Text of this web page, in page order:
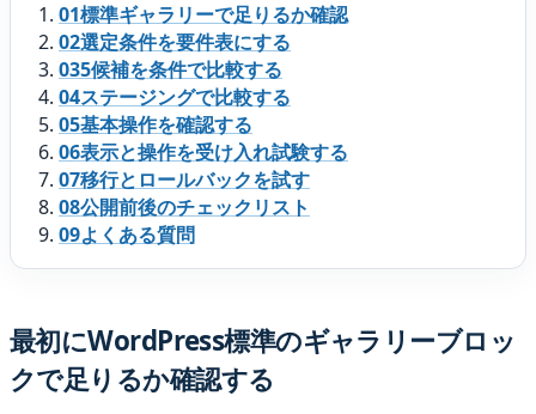
01標準ギャラリーで足りるか確認
02選定条件を要件表にする
035候補を条件で比較する
04ステージングで比較する
05基本操作を確認する
06表示と操作を受け入れ試験する
07移行とロールバックを試す
08公開前後のチェックリスト
09よくある質問
最初にWordPress標準のギャラリーブロッ
クで足りるか確認する